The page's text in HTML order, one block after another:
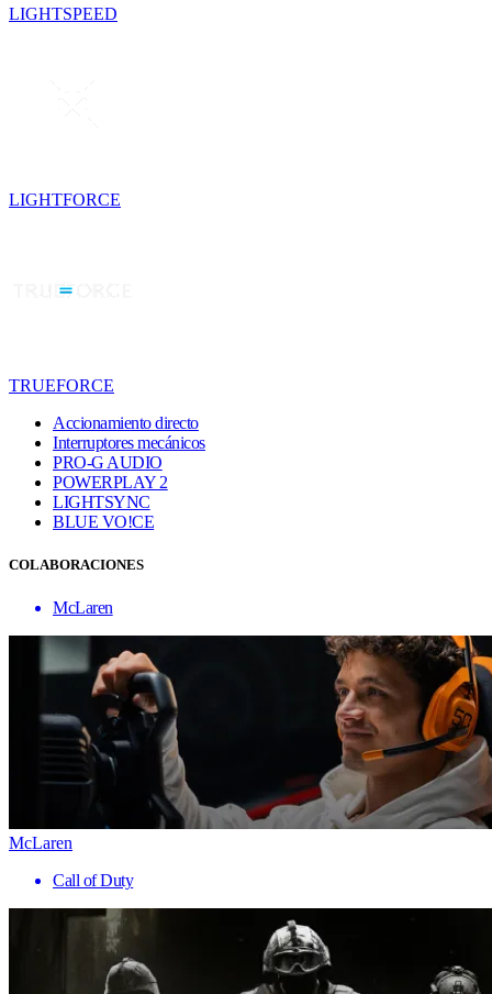
LIGHTSPEED
LIGHTFORCE
TRUEFORCE
Accionamiento directo
Interruptores mecánicos
PRO-G AUDIO
POWERPLAY 2
LIGHTSYNC
BLUE VO!CE
COLABORACIONES
McLaren
McLaren
Call of Duty